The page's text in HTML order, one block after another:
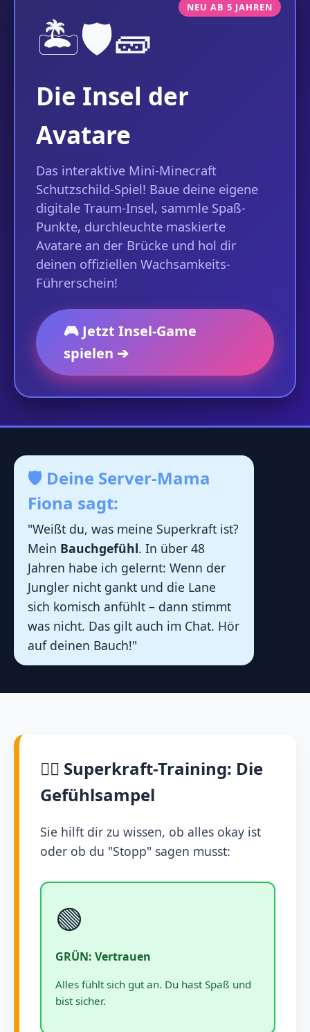
NEU AB 5 JAHREN
🏝️🛡️🧱
Die Insel der
Avatare
Das interaktive Mini-Minecraft
Schutzschild-Spiel! Baue deine eigene
digitale Traum-Insel, sammle Spaß-
Punkte, durchleuchte maskierte
Avatare an der Brücke und hol dir
deinen offiziellen Wachsamkeits-
Führerschein!
🎮 Jetzt Insel-Game
spielen ➔
🛡️ Deine Server-Mama
Fiona sagt:
"Weißt du, was meine Superkraft ist?
Mein Bauchgefühl. In über 48
Jahren habe ich gelernt: Wenn der
Jungler nicht gankt und die Lane
sich komisch anfühlt – dann stimmt
was nicht. Das gilt auch im Chat. Hör
auf deinen Bauch!"
🕵️‍♂️ Superkraft-Training: Die
Gefühlsampel
Sie hilft dir zu wissen, ob alles okay ist
oder ob du "Stopp" sagen musst:
🟢
GRÜN: Vertrauen
Alles fühlt sich gut an. Du hast Spaß und
bist sicher.